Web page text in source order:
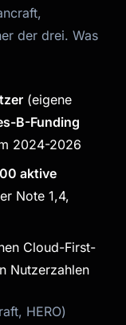
der drei. Was
(eigene
B-Funding
2024-2026
aktive
Note 1,4,
Cloud-First-
Nutzerzahlen
HERO)